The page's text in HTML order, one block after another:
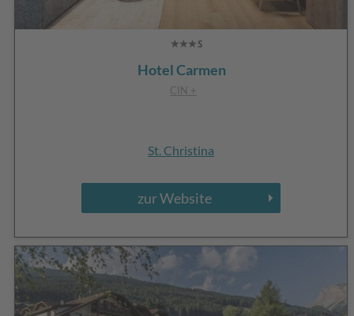
Hotel Carmen
CIN +
St. Christina
zur Website